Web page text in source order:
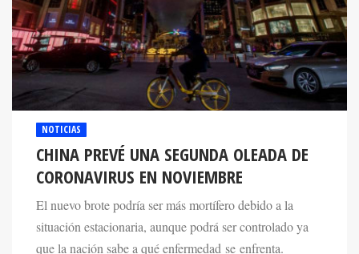
NOTICIAS
CHINA PREVÉ UNA SEGUNDA OLEADA DE
CORONAVIRUS EN NOVIEMBRE
El nuevo brote podría ser más mortífero debido a la
situación estacionaria, aunque podrá ser controlado ya
que la nación sabe a qué enfermedad se enfrenta.